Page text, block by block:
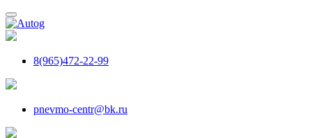
8(965)472-22-99
pnevmo-centr@bk.ru